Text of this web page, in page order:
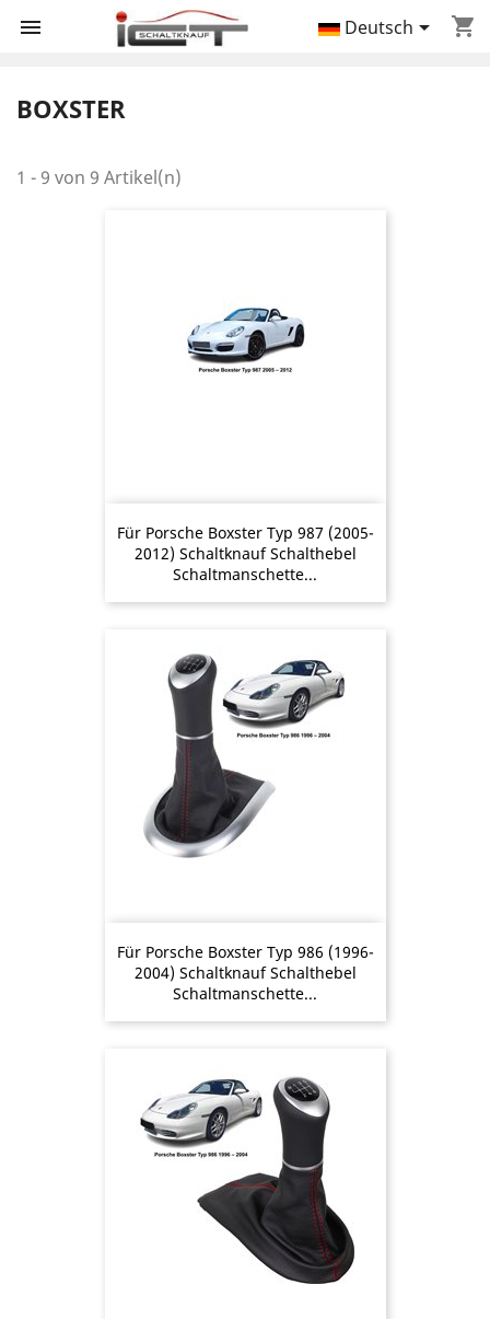
 shopping_cart
Deutsch
BOXSTER
1 - 9 von 9 Artikel(n)
Für Porsche Boxster Typ 987 (2005-
2012) Schaltknauf Schalthebel
Schaltmanschette...
Für Porsche Boxster Typ 986 (1996-
2004) Schaltknauf Schalthebel
Schaltmanschette...